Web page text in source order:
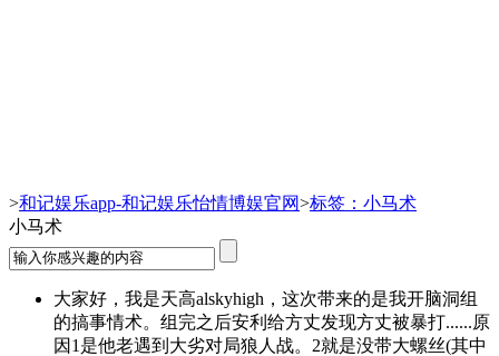
>和记娱乐app-和记娱乐怡情博娱官网>标签：小马术
小马术
大家好，我是天高alskyhigh，这次带来的是我开脑洞组
的搞事情术。组完之后安利给方丈发现方丈被暴打......原
因1是他老遇到大劣对局狼人战。2就是没带大螺丝(其中